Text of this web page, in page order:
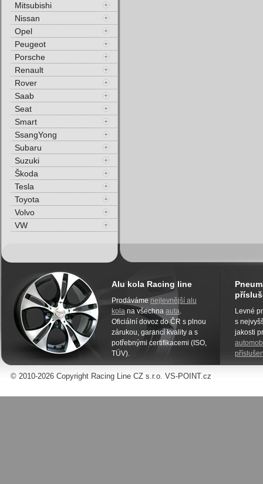
Mitsubishi
Nissan
Opel
Peugeot
Porsche
Renault
Rover
Saab
Seat
Smart
SsangYong
Subaru
Suzuki
Škoda
Tesla
Toyota
Volvo
VW
Alu kola Racing line
Prodáváme nejlevnější alu
kola na všechna auta.
Oficiální dovoz do ČR s plnou
zárukou, garancí kvality a s
potřebnými certifikacemi (ISO,
TÜV).
Levné
s
jakosti
© 2010-2026 Copyright Racing Line CZ s.r.o. VS-POINT.cz